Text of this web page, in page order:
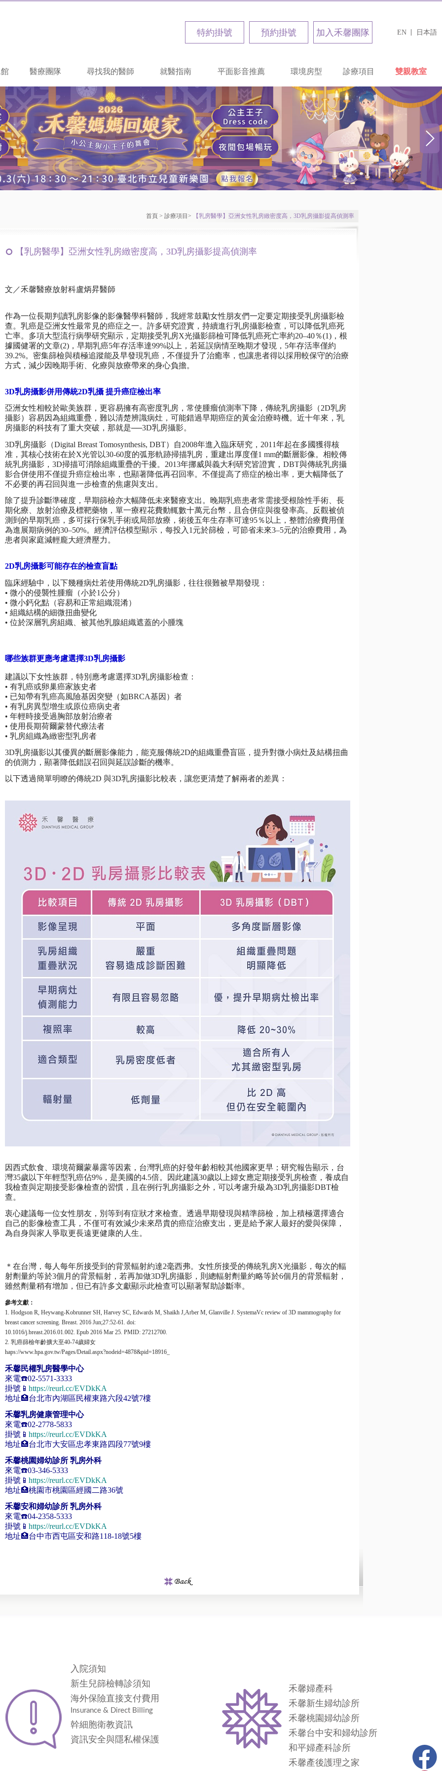
日本語
EN
加入禾馨團隊
預約掛號
特約掛號
醫療團隊 尋找我的醫師 就醫指南 平面影音推薦 環境房型 診療項目 雙親教室
首頁 > 診療項目 > 【乳房醫學】亞洲女性乳房緻密度高，3D乳房攝影提高偵測率
【乳房醫學】亞洲女性乳房緻密度高，3D乳房攝影提高偵測率
文／禾馨醫療放射科盧炳昇醫師
作為一位長期判讀乳房影像的影像醫學科醫師，我經常鼓勵女性朋友們一定要定期接受乳房攝影檢
查。乳癌是亞洲女性最常見的癌症之一。許多研究證實，持續進行乳房攝影檢查，可以降低乳癌死
亡率。多項大型流行病學研究顯示，定期接受乳房X光攝影篩檢可降低乳癌死亡率約20–40％(1)，根
據國健署的文章(2)，早期乳癌5年存活率達99%以上，若延誤病情至晚期才發現，5年存活率僅約
39.2%。密集篩檢與積極追蹤能及早發現乳癌，不僅提升了治癒率，也讓患者得以採用較保守的治療
方式，減少因晚期手術、化療與放療帶來的身心負擔。
3D乳房攝影併用傳統2D乳攝 提升癌症檢出率
亞洲女性相較於歐美族群，更容易擁有高密度乳房，常使腫瘤偵測率下降，傳統乳房攝影（2D乳房
攝影）容易因為組織重疊，難以清楚辨識病灶，可能錯過早期癌症的黃金治療時機。近十年來，乳
房攝影的科技有了重大突破，那就是──3D乳房攝影。
3D乳房攝影（Digital Breast Tomosynthesis, DBT）自2008年進入臨床研究，2011年起在多國獲得核
准，其核心技術在於X光管以30-60度的弧形軌跡掃描乳房，重建出厚度僅1 mm的斷層影像。相較傳
統乳房攝影，3D掃描可消除組織重疊的干擾。2013年挪威與義大利研究皆證實，DBT與傳統乳房攝
影合併使用不僅提升癌症檢出率，也顯著降低再召回率。不僅提高了癌症的檢出率，更大幅降低了
不必要的再召回與進一步檢查的焦慮與支出。
除了提升診斷準確度，早期篩檢亦大幅降低未來醫療支出。晚期乳癌患者常需接受根除性手術、長
期化療、放射治療及標靶藥物，單一療程花費動輒數十萬元台幣，且合併症與復發率高。反觀被偵
測到的早期乳癌，多可採行保乳手術或局部放療，術後五年生存率可達95％以上，整體治療費用僅
為進展期病例的30–50%。經濟評估模型顯示，每投入1元於篩檢，可節省未來3–5元的治療費用，為
患者與家庭減輕龐大經濟壓力。
2D乳房攝影可能存在的檢查盲點
臨床經驗中，以下幾種病灶若使用傳統2D乳房攝影，往往很難被早期發現：
• 微小的侵襲性腫瘤（小於1公分）
• 微小鈣化點（容易和正常組織混淆）
• 組織結構的細微扭曲變化
• 位於深層乳房組織、被其他乳腺組織遮蓋的小腫塊
哪些族群更應考慮選擇3D乳房攝影
建議以下女性族群，特別應考慮選擇3D乳房攝影檢查：
• 有乳癌或卵巢癌家族史者
• 已知帶有乳癌高風險基因突變（如BRCA基因）者
• 有乳房異型增生或原位癌病史者
• 年輕時接受過胸部放射治療者
• 使用長期荷爾蒙替代療法者
• 乳房組織為緻密型乳房者
3D乳房攝影以其優異的斷層影像能力，能克服傳統2D的組織重疊盲區，提升對微小病灶及結構扭曲
的偵測力，顯著降低錯誤召回與延誤診斷的機率。
以下透過簡單明瞭的傳統2D 與3D乳房攝影比較表，讓您更清楚了解兩者的差異：
因西式飲食、環境荷爾蒙暴露等因素，台灣乳癌的好發年齡相較其他國家更早；研究報告顯示，台
灣35歲以下年輕型乳癌佔9%，是美國的4.5倍。因此建議30歲以上婦女應定期接受乳房檢查，養成自
我檢查與定期接受影像檢查的習慣，且在例行乳房攝影之外，可以考慮升級為3D乳房攝影DBT檢
查。
衷心建議每一位女性朋友，別等到有症狀才來檢查。透過早期發現與精準篩檢，加上積極選擇適合
自己的影像檢查工具，不僅可有效減少未來昂貴的癌症治療支出，更是給予家人最好的愛與保障，
為自身與家人爭取更長遠更健康的人生。
＊在台灣，每人每年所接受到的背景輻射約達2毫西弗。女性所接受的傳統乳房X光攝影，每次的輻
射劑量約等於3個月的背景輻射，若再加做3D乳房攝影，則總輻射劑量約略等於6個月的背景輻射，
雖然劑量稍有增加，但已有許多文獻顯示此檢查可以顯著幫助診斷率。
參考文獻：
1. Hodgson R, Heywang-Kobrunner SH, Harvey SC, Edwards M, Shaikh J,Arber M, Glanville J. SystemaVc review of 3D mammography for
breast cancer screening. Breast. 2016 Jun;27:52-61. doi:
10.1016/j.breast.2016.01.002. Epub 2016 Mar 25. PMID: 27212700.
2. 乳癌篩檢年齡擴大至40-74歲婦女
haps://www.hpa.gov.tw/Pages/Detail.aspx?nodeid=4878&pid=18916_
禾馨民權乳房醫學中心
來電☎️02-5571-3333
掛號📱https://reurl.cc/EVDkKA
地址🏥台北市內湖區民權東路六段42號7樓
禾馨乳房健康管理中心
來電☎️02-2778-5833
掛號📱https://reurl.cc/EVDkKA
地址🏥台北市大安區忠孝東路四段77號9樓
禾馨桃園婦幼診所 乳房外科
來電☎️03-346-5333
掛號📱https://reurl.cc/EVDkKA
地址🏥桃園市桃園區經國二路36號
禾馨安和婦幼診所 乳房外科
來電☎️04-2358-5333
掛號📱https://reurl.cc/EVDkKA
地址🏥台中市西屯區安和路118-18號5樓
入院須知
新生兒篩檢轉診須知
海外保險直接支付費用
Insurance & Direct Billing
幹細胞衛教資訊
資訊安全與隱私權保護
禾馨婦產科
禾馨新生婦幼診所
禾馨桃園婦幼診所
禾馨台中安和婦幼診所
和平婦產科診所
禾馨產後護理之家